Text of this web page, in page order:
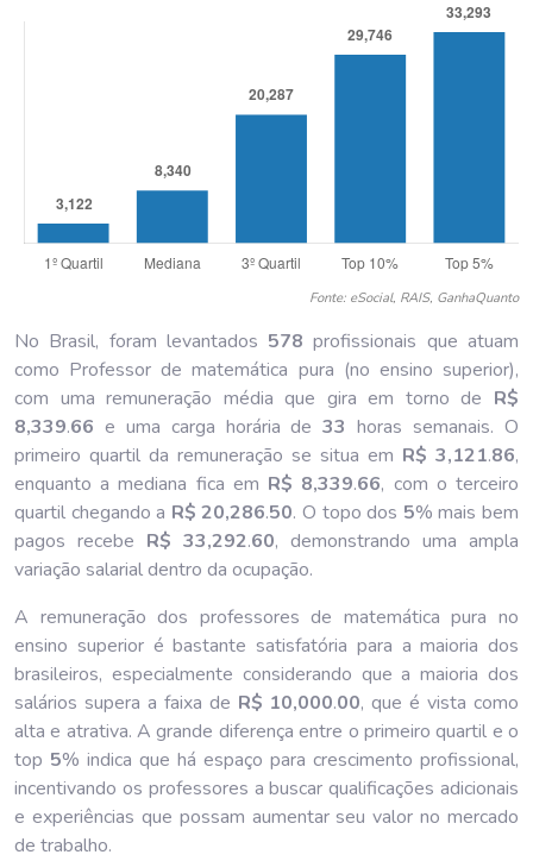
Fonte: eSocial, RAIS, GanhaQuanto
No Brasil, foram levantados 578 profissionais que atuam
como Professor de matemática pura (no ensino superior),
com uma remuneração média que gira em torno de R$
8,339.66 e uma carga horária de33 horas semanais. O
primeiro quartil da remuneração se situa em R$ 3,121.86,
enquanto a mediana fica em R$ 8,339.66, com o terceiro
quartil chegando a R$ 20,286.50. O topo dos 5% mais bem
pagos recebe R$ 33,292.60, demonstrando uma ampla
variação salarial dentro da ocupação.
A remuneração dos professores de matemática pura no
ensino superior é bastante satisfatória para a maioria dos
brasileiros, especialmente considerando que a maioria dos
salários supera a faixa de R$ 10,000.00, que é vista como
alta e atrativa. A grande diferença entre o primeiro quartil e o
top 5% indica que há espaço para crescimento profissional,
incentivando os professores a buscar qualificações adicionais
e experiências que possam aumentar seu valor no mercado
de trabalho.